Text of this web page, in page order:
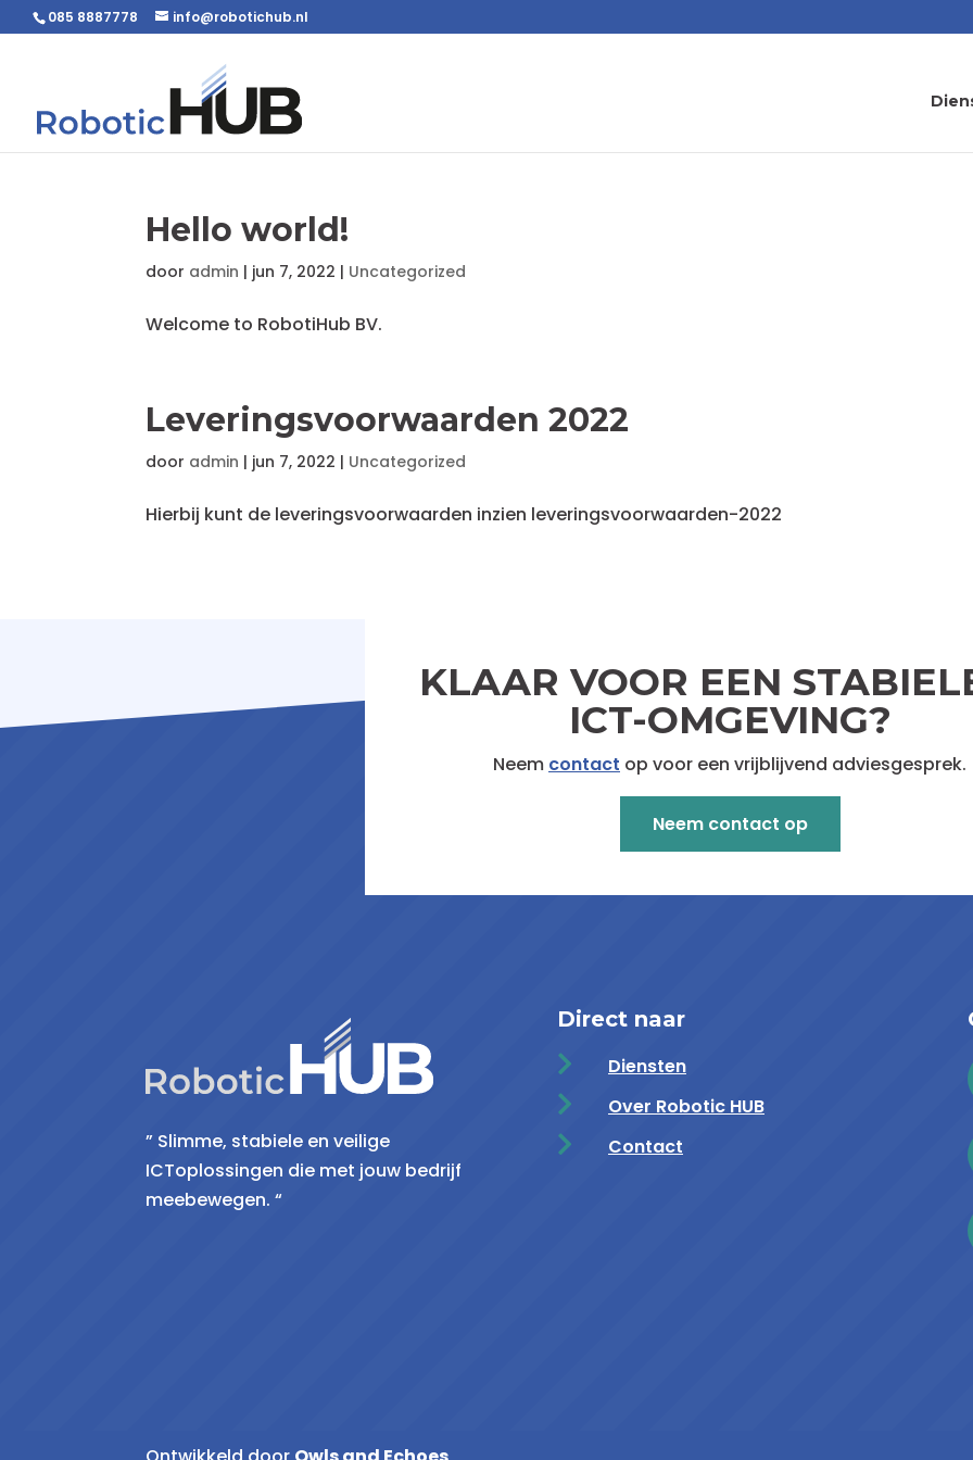
085 8887778 info@robotichub.nl
Hello world!
door admin | jun 7, 2022 | Uncategorized
Welcome to RobotiHub BV.
Leveringsvoorwaarden 2022
door admin | jun 7, 2022 | Uncategorized
Hierbij kunt de leveringsvoorwaarden inzien leveringsvoorwaarden-2022
KLAAR VOOR EEN
ICT-OMGEVING?
Neem contact op voor een vrijblijvend adviesgesprek.
Neem contact op
” Slimme, stabiele en veilige
ICToplossingen die met jouw bedrijf
meebewegen. “
Direct naar

Diensten

Over Robotic HUB

Contact